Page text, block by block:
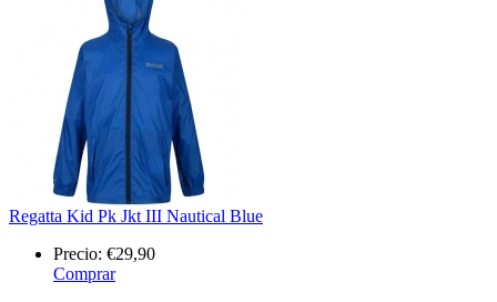
Regatta Kid Pk Jkt III Nautical Blue
Precio: €29,90
Comprar